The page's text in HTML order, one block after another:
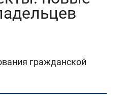
гражданской